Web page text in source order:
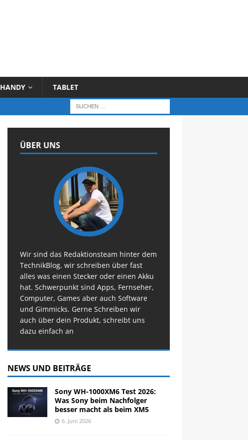
HANDY TABLET
ÜBER UNS
Wir sind das Redaktionsteam hinter dem
TechnikBlog, wir schreiben über fast
alles was einen Stecker oder einen Akku
hat. Schwerpunkt sind Apps, Fernseher,
Computer, Games aber auch Software
und Gimmicks. Gerne Schreiben wir
auch über dein Produkt, schreibt uns
dazu einfach an
NEWS UND BEITRÄGE
Sony WH-1000XM6 Test 2026:
Was Sony beim Nachfolger
besser macht als beim XM5
6. Juni 2026